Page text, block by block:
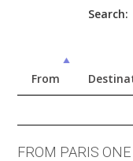
Search:
From
FROM PARIS